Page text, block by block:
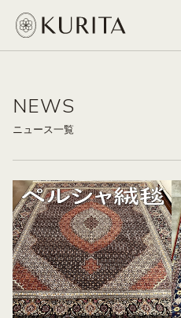
NEWS
ニュース一覧